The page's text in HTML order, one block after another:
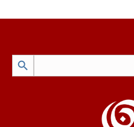
Search Button